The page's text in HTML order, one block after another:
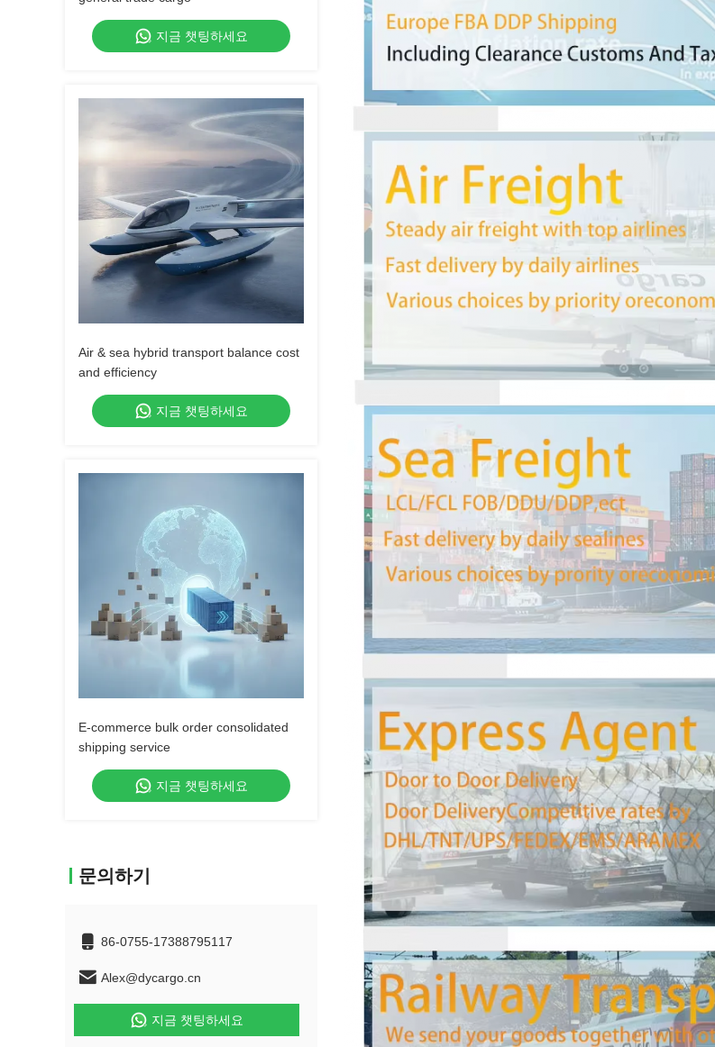
지금 챗팅하세요
Air & sea hybrid transport balance cost
and efficiency
지금 챗팅하세요
E-commerce bulk order consolidated
shipping service
지금 챗팅하세요
문의하기
86-0755-17388795117
Alex@dycargo.cn
지금 챗팅하세요